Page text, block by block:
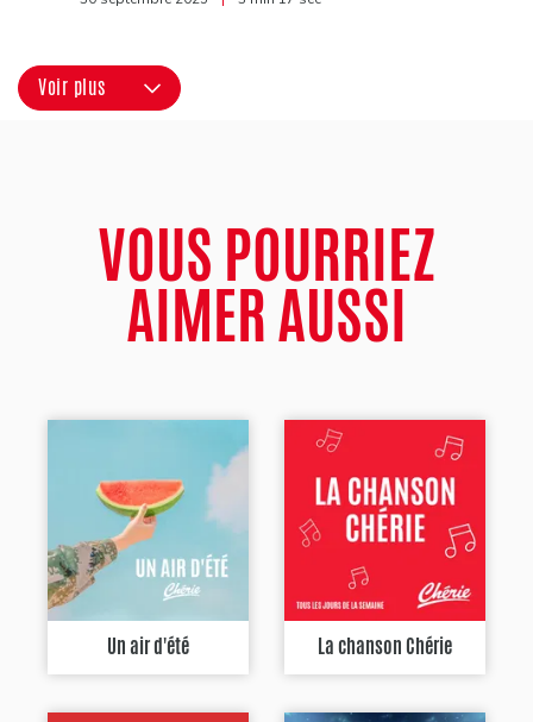
Voir plus
VOUS POURRIEZ
AIMER AUSSI
Un air d'été La chanson Chérie